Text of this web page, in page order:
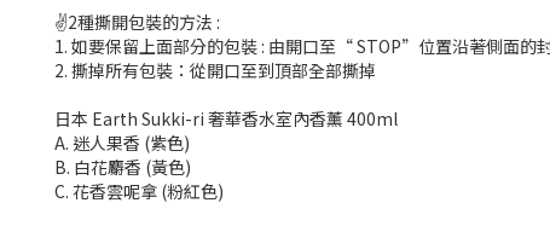
✌️2種撕開包裝的方法 :
1. 如要保留上面部分的包裝 : 由開口至“ STOP”位置沿著側面的
2. 撕掉所有包裝：從開口至到頂部全部撕掉
日本 Earth Sukki-ri 奢華香水室內香薰 400ml
A. 迷人果香 (紫色)
B. 白花麝香 (黃色)
C. 花香雲呢拿 (粉紅色)